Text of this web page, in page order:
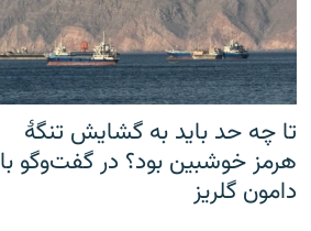
تا چه حد باید به گشایش تنگهٔ
هرمز خوشبین بود؟ در گفت‌وگو با
دامون گلریز